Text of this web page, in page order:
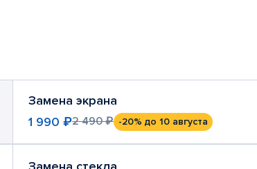
Замена экрана
1 990 ₽2 490 ₽ -20% до 10 августа
Замена стекла